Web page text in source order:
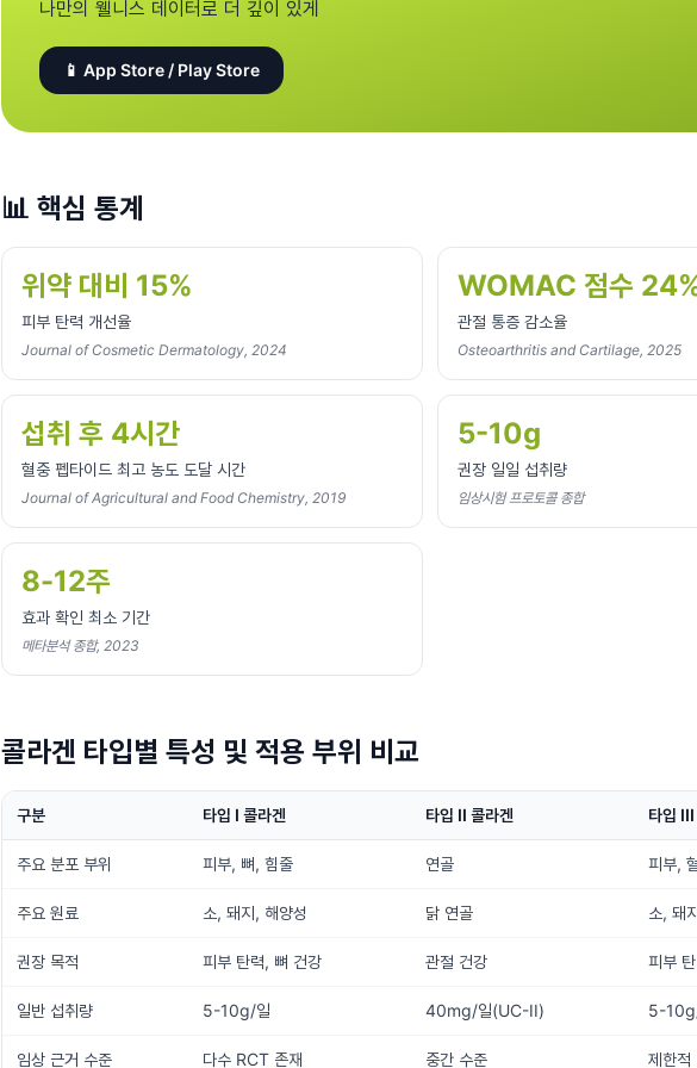
나만의 웰니스 데이터로 더 깊이 있게
📱 App Store / Play Store
📊 핵심 통계
위약 대비 15%
피부 탄력 개선율
Journal of Cosmetic Dermatology, 2024
WOMAC 점수
관절 통증 감소율
Osteoarthritis and Cartilage, 2025
섭취 후 4시간
혈중 펩타이드 최고 농도 도달 시간
Journal of Agricultural and Food Chemistry, 2019
5-10g
권장 일일 섭취량
임상시험 프로토콜 종합
8-12주
효과 확인 최소 기간
메타분석 종합, 2023
콜라겐 타입별 특성 및 적용 부위 비교
구분 타입 I 콜라겐 타입 II 콜라겐 타입
주요 분포 부위 피부, 뼈, 힘줄 연골 피부,
주요 원료 소, 돼지, 해양성 닭 연골 소, 돼
권장 목적 피부 탄력, 뼈 건강 관절 건강 피부
일반 섭취량 5-10g/일 40mg/일(UC-II) 5-
임상 근거 수준 다수 RCT 존재 중간 수준 제한적